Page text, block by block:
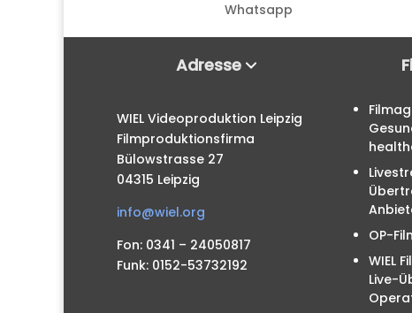
Whatsapp
Adresse
WIEL Videoproduktion Leipzig
Filmproduktionsfirma
Bülowstrasse 27
04315 Leipzig
info@wiel.org
Fon: 0341 – 24050817
Funk: 0152-53732192
OP-
WIEL
Live-